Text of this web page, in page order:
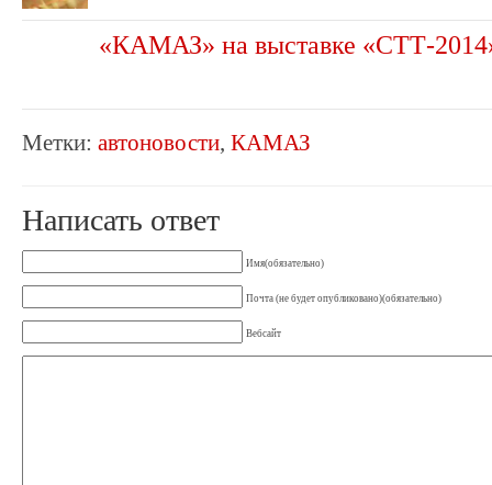
«КАМАЗ» на выставке «СТТ-
Метки: автоновости, КАМАЗ
Написать ответ
Имя(обязательно)
Почта (не будет опубликовано)(обязательно)
Вебсайт